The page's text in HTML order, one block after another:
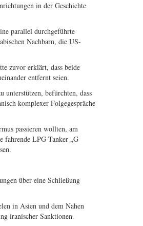
in der Geschichte
parallel durchgeführte
Nachbarn, die US-
zuvor erklärt, dass beide
entfernt seien.
unterstützen, befürchten, dass
komplexer Folgegespräche
passieren wollten, am
fahrende LPG-Tanker „G
über eine Schließung
in Asien und dem Nahen
iranischer Sanktionen.